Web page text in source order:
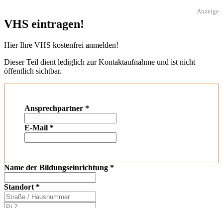
Anzeige
VHS eintragen!
Hier Ihre VHS kostenfrei anmelden!
Dieser Teil dient lediglich zur Kontaktaufnahme und ist nicht
öffentlich sichtbar.
Ansprechpartner *
E-Mail *
Name der Bildungseinrichtung *
Standort *